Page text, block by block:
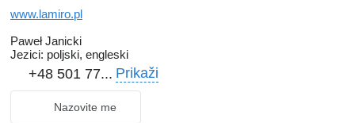
www.lamiro.pl
Paweł Janicki
Jezici: poljski, engleski
+48 501 77... Prikaži
Nazovite me